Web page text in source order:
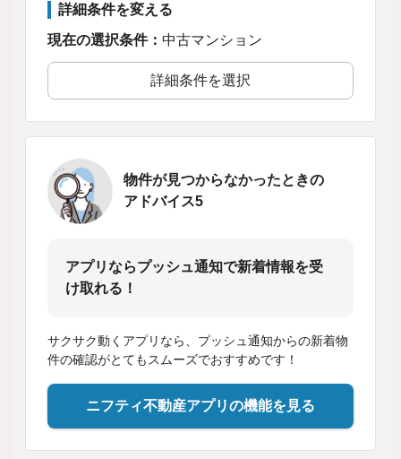
詳細条件を変える
現在の選択条件： 中古マンション
詳細条件を選択
物件が見つからなかったときの
アドバイス5
アプリならプッシュ通知で新着情報を受
け取れる！
サクサク動くアプリなら、プッシュ通知からの新着物
件の確認がとてもスムーズでおすすめです！
ニフティ不動産アプリの機能を見る